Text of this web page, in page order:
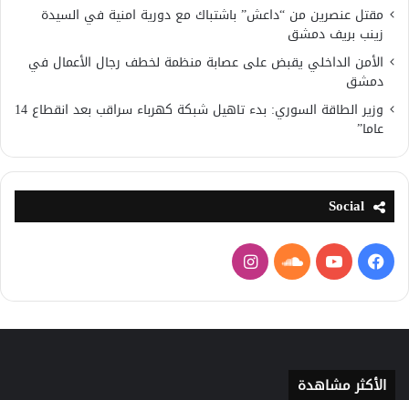
مقتل عنصرين من “داعش” باشتباك مع دورية امنية في السيدة
زينب بريف دمشق
الأمن الداخلي يقبض على عصابة منظمة لخطف رجال الأعمال في
دمشق
وزير الطاقة السوري: بدء تاهيل شبكة كهرباء سراقب بعد انقطاع 14
عاما”
Social
فيسبوكيوتيوبساوند
كلاود
انستقرام
الأكثر مشاهدة